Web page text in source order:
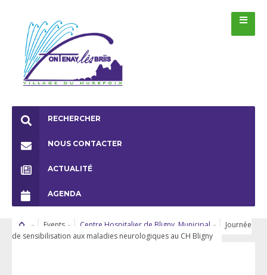
RECHERCHER
NOUS CONTACTER
ACTUALITÉ
AGENDA
Events Centre Hospitalier de Bligny, Municipal
Journée
de sensibilisation aux maladies neurologiques au CH Bligny